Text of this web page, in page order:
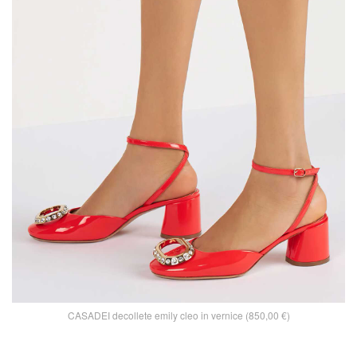
CASADEI decollete emily cleo in vernice (850,00 €)